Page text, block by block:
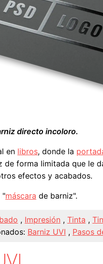
directo incoloro.
en libros, donde la
de forma limitada que le
efectos y acabados.
"máscara de barniz".
, Impresión , Tinta ,
Barniz UVI , Pasos